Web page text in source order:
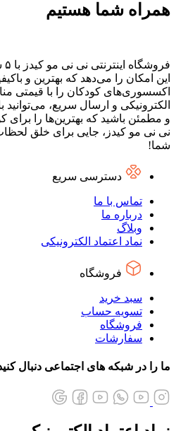
همراه شما هستیم
این امکان را می‌دهد که بهترین و
اکسسوری‌های کودکان را با قیمتی
الکترونیکی و ارسال سریع، می‌توانید
و مطمئن باشید که بهترین‌ها را برای
نی نی مو کیدز، جایی برای خلق
شما!
دسترسی سریع
تماس با ما
درباره ما
وبلاگ
نماد اعتماد الکترونیکی
فروشگاه
سبد خرید
تسویه حساب
فروشگاه
سفارشات
ما را در شبکه های اجتماعی دنبال